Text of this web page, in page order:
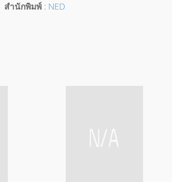
สำนักพิมพ์ : NED